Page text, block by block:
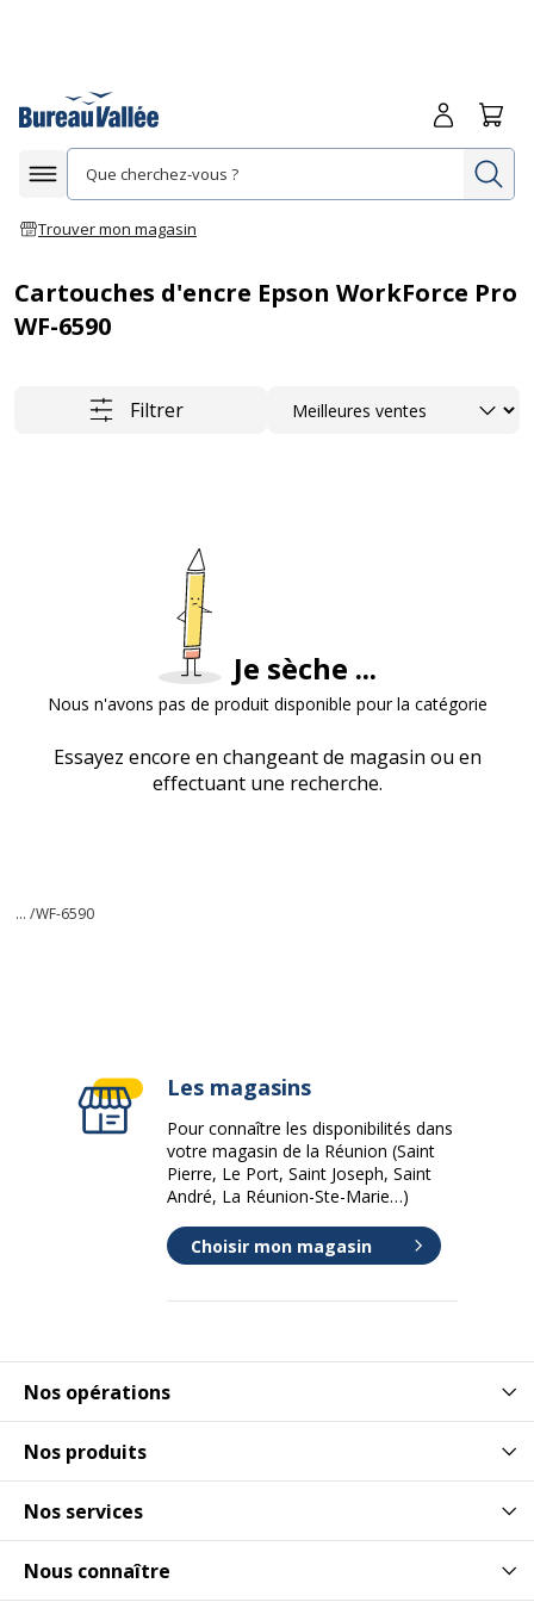
Afficher la navigation
Trouver mon magasin
Me
Cartouches d'encre Epson WorkForce Pro
WF-6590
Filtrer Trier
Je sèche ...
Nous n'avons pas de produit disponible pour la catégorie
Essayez encore en changeant de magasin ou en
effectuant une recherche.
... /WF-6590
Nos opérations
Nos produits
Nos services
Nous connaître
Les magasins
Pour connaître les disponibilités dans
votre magasin de la Réunion (Saint
Pierre, Le Port, Saint Joseph, Saint
André, La Réunion-Ste-Marie…)
Choisir mon magasin